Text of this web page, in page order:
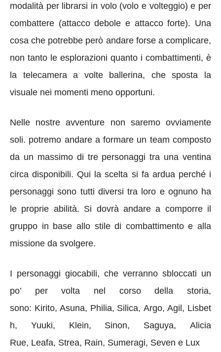
modalità per librarsi in volo (volo e volteggio) e per
combattere (attacco debole e attacco forte). Una
cosa che potrebbe però andare forse a complicare,
non tanto le esplorazioni quanto i combattimenti, è
la telecamera a volte ballerina, che sposta la
visuale nei momenti meno opportuni.
Nelle nostre avventure non saremo ovviamente
soli. potremo andare a formare un team composto
da un massimo di tre personaggi tra una ventina
circa disponibili. Qui la scelta si fa ardua perché i
personaggi sono tutti diversi tra loro e ognuno ha
le proprie abilità. Si dovrà andare a comporre il
gruppo in base allo stile di combattimento e alla
missione da svolgere.
I personaggi giocabili, che verranno sbloccati un
po’ per volta nel corso della storia,
sono: Kirito, Asuna, Philia, Silica, Argo, Agil, Lisbet
h, Yuuki, Klein, Sinon, Saguya, Alicia
Rue, Leafa, Strea, Rain, Sumeragi, Seven e Lux